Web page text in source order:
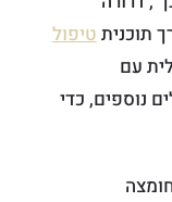
תוכניתטיפול
עם
נוספים, כדי